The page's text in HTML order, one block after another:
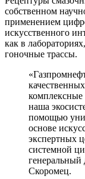
собственном
применением
искусственного
как​ в​
гоночные трассы.
наша
помощью
основе
экспертных
системной
Скоромец.